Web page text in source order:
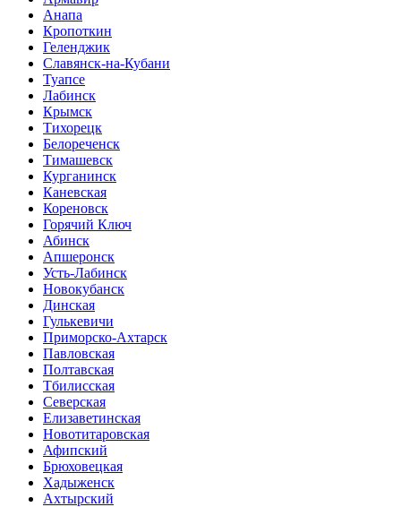
Анапа
Кропоткин
Геленджик
Славянск-на-Кубани
Туапсе
Лабинск
Крымск
Тихорецк
Белореченск
Тимашевск
Курганинск
Каневская
Кореновск
Горячий Ключ
Абинск
Апшеронск
Усть-Лабинск
Новокубанск
Динская
Гулькевичи
Приморско-Ахтарск
Павловская
Полтавская
Тбилисская
Северская
Елизаветинская
Новотитаровская
Афипский
Брюховецкая
Хадыженск
Ахтырский